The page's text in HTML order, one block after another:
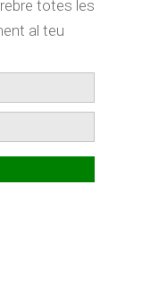
totes les
al teu